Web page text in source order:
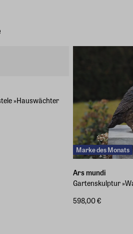
»Hauswächter
Marke des Monats
Ars mundi
Gartenskulptur
598,00 €